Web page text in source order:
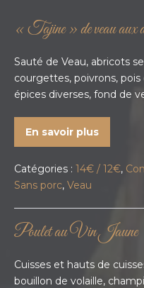
« Tajine » de veau aux
Sauté de Veau, abricots
courgettes, poivrons,
épices diverses, fond de
En savoir plus
Catégories : 14€ / 12€,
Sans porc, Veau
Poulet au Vin Jaune
Cuisses et hauts de
bouillon de volaille,